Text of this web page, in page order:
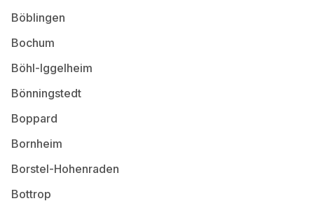
Böblingen
Bochum
Böhl-Iggelheim
Bönningstedt
Boppard
Bornheim
Borstel-Hohenraden
Bottrop